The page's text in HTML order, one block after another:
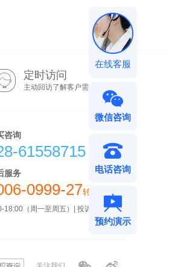
定时访问
主动回访了解客户需求
咨询
61558715
服务
0999-27转4
18:00（周一至周五）| 投诉电话请转6
在线客服
微信咨询
电话咨询
预约演示